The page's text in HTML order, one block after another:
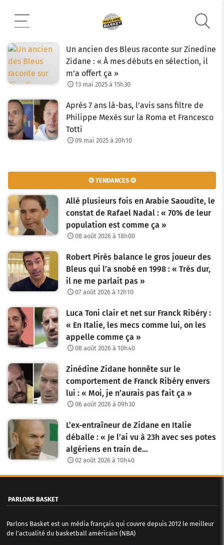
contenu
Un ancien des Bleus raconte sur Zinedine
Zidane : « À mes débuts en sélection, il
m’a offert ça »
13 mai 2025 à 15h30
Après 7 ans là-bas, l’avis sans filtre de
Philippe Mexès sur la Roma et Francesco
Totti
09 mai 2025 à 20h10
✪ TENDANCES ✪
Allé plusieurs fois en Arabie Saoudite, le
constat de Rafael Nadal : « 70% de leur
population est comme ça »
08 août 2026 à 18h00
Robert Pirès balance le gros joueur des
Bleus qui l’a snobé en 1998 : « Très dur,
il ne me parlait pas »
07 août 2026 à 12h10
Luca Toni clair et net sur Franck Ribéry :
« En Italie, les mecs comme lui, on les
appelle comme ça »
08 août 2026 à 10h40
Zinédine Zidane honnête sur le
comportement de Franck Ribéry envers
lui : « Moi, je n’aurais pas fait ça »
06 août 2026 à 09h30
L’ex-entraîneur de Zidane en Italie
déballe : « Je l’ai vu à 23h avec ses potes
algériens en train de…
02 août 2026 à 10h40
PARLONS BASKET
Parlons Basket est un média français qui couvre depuis 2012 le meilleur
de l'actualité du basketball américain (NBA)